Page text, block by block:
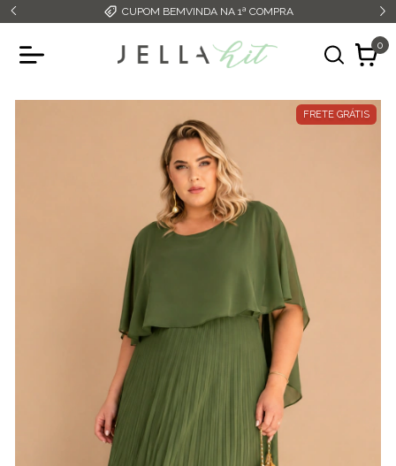
CUPOM BEMVINDA NA 1ª COMPRA
0
FRETE GRÁTIS